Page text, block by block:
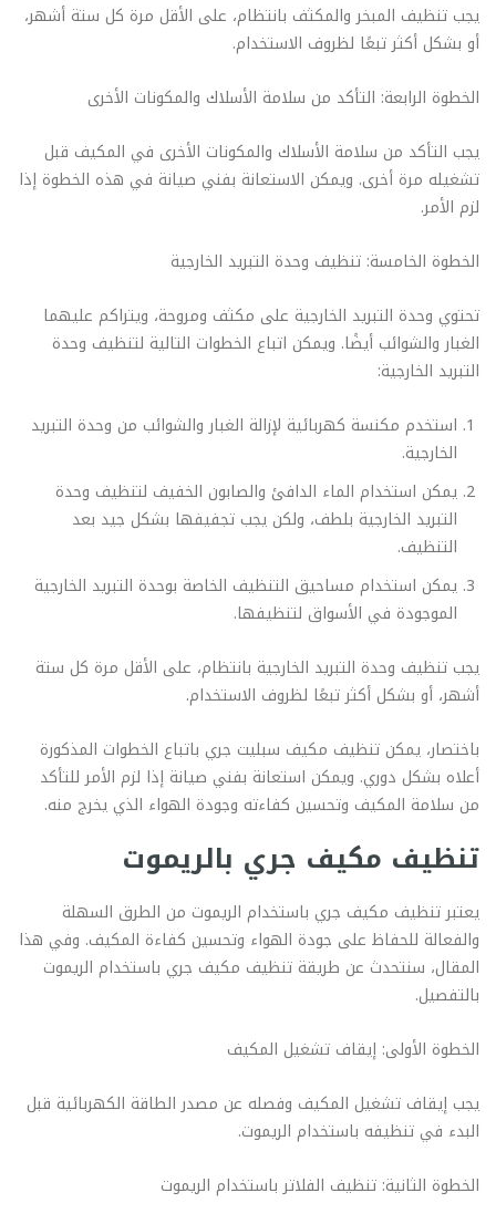
يجب تنظيف المبخر والمكثف بانتظام، على الأقل مرة كل ستة أشهر،
أو بشكل أكثر تبعًا لظروف الاستخدام.
الخطوة الرابعة: التأكد من سلامة الأسلاك والمكونات الأخرى
يجب التأكد من سلامة الأسلاك والمكونات الأخرى في المكيف قبل
تشغيله مرة أخرى. ويمكن الاستعانة بفني صيانة في هذه الخطوة إذا
لزم الأمر.
الخطوة الخامسة: تنظيف وحدة التبريد الخارجية
تحتوي وحدة التبريد الخارجية على مكثف ومروحة، ويتراكم عليهما
الغبار والشوائب أيضًا. ويمكن اتباع الخطوات التالية لتنظيف وحدة
التبريد الخارجية:
استخدم مكنسة كهربائية لإزالة الغبار والشوائب من وحدة التبريد
الخارجية.
يمكن استخدام الماء الدافئ والصابون الخفيف لتنظيف وحدة
التبريد الخارجية بلطف، ولكن يجب تجفيفها بشكل جيد بعد
التنظيف.
يمكن استخدام مساحيق التنظيف الخاصة بوحدة التبريد الخارجية
الموجودة في الأسواق لتنظيفها.
يجب تنظيف وحدة التبريد الخارجية بانتظام، على الأقل مرة كل ستة
أشهر، أو بشكل أكثر تبعًا لظروف الاستخدام.
باختصار، يمكن تنظيف مكيف سبليت جري باتباع الخطوات المذكورة
أعلاه بشكل دوري. ويمكن استعانة بفني صيانة إذا لزم الأمر للتأكد
من سلامة المكيف وتحسين كفاءته وجودة الهواء الذي يخرج منه.
تنظيف مكيف جري بالريموت
يعتبر تنظيف مكيف جري باستخدام الريموت من الطرق السهلة
والفعالة للحفاظ على جودة الهواء وتحسين كفاءة المكيف. وفي هذا
المقال، سنتحدث عن طريقة تنظيف مكيف جري باستخدام الريموت
بالتفصيل.
الخطوة الأولى: إيقاف تشغيل المكيف
يجب إيقاف تشغيل المكيف وفصله عن مصدر الطاقة الكهربائية قبل
البدء في تنظيفه باستخدام الريموت.
الخطوة الثانية: تنظيف الفلاتر باستخدام الريموت